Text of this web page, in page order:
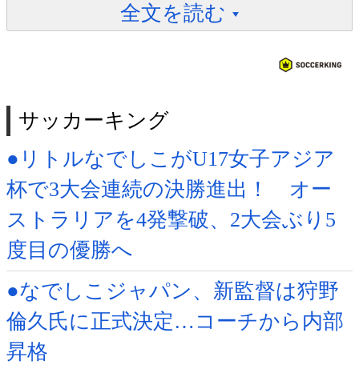
全文を読む
サッカーキング
●リトルなでしこがU17女子アジア
杯で3大会連続の決勝進出！ オー
ストラリアを4発撃破、2大会ぶり5
度目の優勝へ
●なでしこジャパン、新監督は狩野
倫久氏に正式決定…コーチから内部
昇格